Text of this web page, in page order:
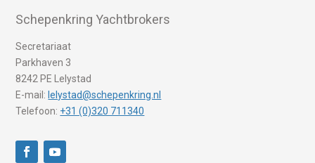
Schepenkring Yachtbrokers
Secretariaat
Parkhaven 3
8242 PE Lelystad
E-mail: lelystad@schepenkring.nl
Telefoon: +31 (0)320 711340